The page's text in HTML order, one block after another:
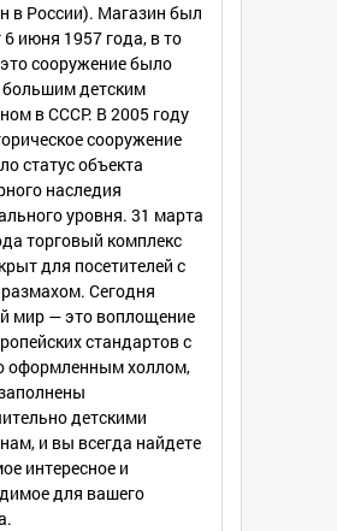
в России). Магазин был
июня 1957 года, в то
сооружение было
детским
в СССР. В 2005 году
сооружение
статус объекта
наследия
уровня. 31 марта
торговый комплекс
для посетителей с
Сегодня
мир — это воплощение
стандартов с
оформленным холлом,
детскими
и вы всегда найдете
интересное и
для вашего